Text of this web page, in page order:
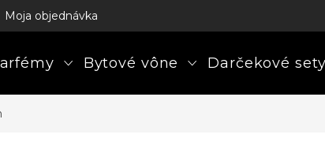
Moja objednávka
Bytové vône Darčekové sety